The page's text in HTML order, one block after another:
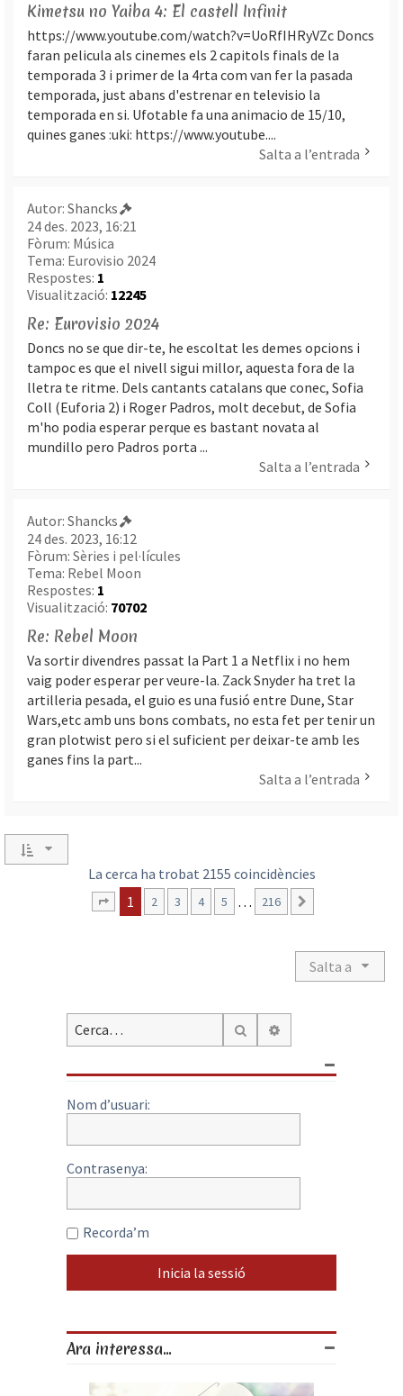
Kimetsu no Yaiba 4: El castell Infinit
https://www.youtube.com/watch?v=UoRfIHRyVZc Doncs
faran pelicula als cinemes els 2 capitols finals de la
temporada 3 i primer de la 4rta com van fer la pasada
temporada, just abans d'estrenar en televisio la
temporada en si. Ufotable fa una animacio de 15/10,
quines ganes :uki: https://www.youtube....
Salta a l’entrada
Autor: Shancks
24 des. 2023, 16:21
Fòrum: Música
Tema: Eurovisio 2024
Respostes: 1
Visualització: 12245
Re: Eurovisio 2024
Doncs no se que dir-te, he escoltat les demes opcions i
tampoc es que el nivell sigui millor, aquesta fora de la
lletra te ritme. Dels cantants catalans que conec, Sofia
Coll (Euforia 2) i Roger Padros, molt decebut, de Sofia
m'ho podia esperar perque es bastant novata al
mundillo pero Padros porta ...
Salta a l’entrada
Autor: Shancks
24 des. 2023, 16:12
Fòrum: Sèries i pel·lícules
Tema: Rebel Moon
Respostes: 1
Visualització: 70702
Re: Rebel Moon
Va sortir divendres passat la Part 1 a Netflix i no hem
vaig poder esperar per veure-la. Zack Snyder ha tret la
artilleria pesada, el guio es una fusió entre Dune, Star
Wars,etc amb uns bons combats, no esta fet per tenir un
gran plotwist pero si el suficient per deixar-te amb les
ganes fins la part...
Salta a l’entrada
La cerca ha trobat 2155 coincidències
Pàgina 1de216
1 2 3 4 5 … 216
Salta a
Cerca
Nom d’usuari:
Contrasenya:
Recorda’m
Ara interessa...